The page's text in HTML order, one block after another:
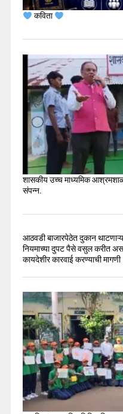
कविता
शासकीय उच्च माध्यमिक
संपन्न.
आठवडी बाजारपेठेत दुकान
नियमाच्या दुपट पैसे वसुल करीत
कायदेशीर कारवाई करण्याची मागणी